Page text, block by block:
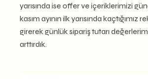
yarısında ise offer ve içeriklerimizi
kasım ayının ilk yarısında kaçtığımız
girerek günlük sipariş tutarı
arttırdık.